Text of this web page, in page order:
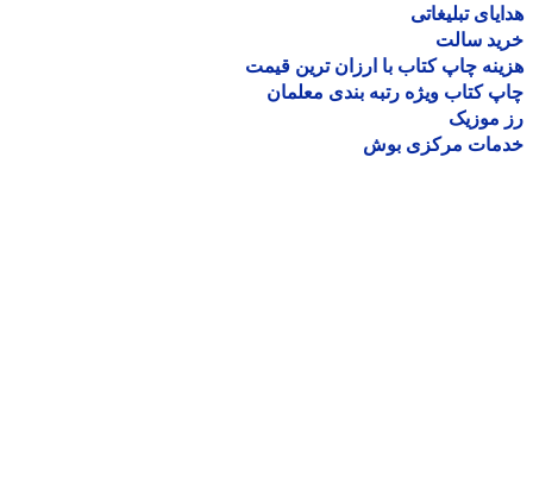
تبلیغاتی
سالت
چاپ کتاب با ارزان ترین قیمت
کتاب ویژه رتبه بندی معلمان
موزیک
مرکزی بوش